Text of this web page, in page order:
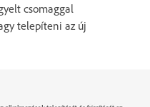
csomaggal
telepíteni az új